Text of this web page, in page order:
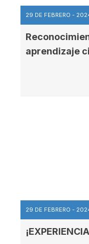
29 DE FEBRERO -
aprendizaje
29 DE FEBRERO -